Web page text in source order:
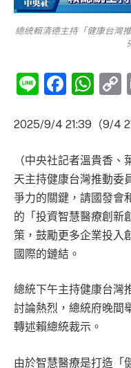
總統賴清德主持「健康台灣
Line
2025/9/4 21:39（9/4
（中央社記者溫貴香
天主持健康台灣推動委
爭力的關鍵，請國發會
的「投資智慧醫療創新
策，鼓勵更多企業投入
國際的鏈結。
總統下午主持健康台灣
討論熱烈，總統府晚間
轉述賴總統裁示。
由於智慧醫療是打造「